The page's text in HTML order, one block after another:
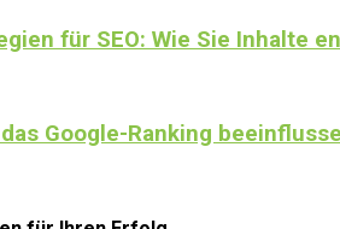
für SEO: Wie Sie Inhalte
Google-Ranking